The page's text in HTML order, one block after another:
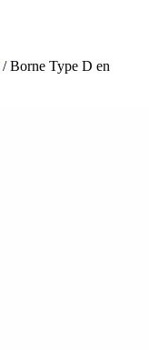
/ Borne Type D en